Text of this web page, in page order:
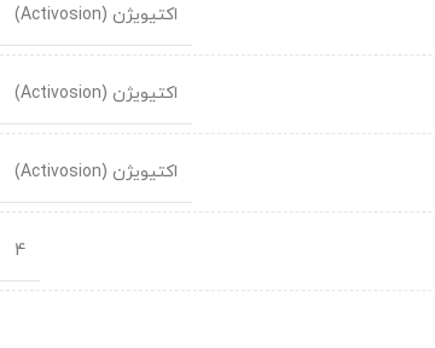
اکتیویژن (Activosion)
اکتیویژن (Activosion)
اکتیویژن (Activosion)
4